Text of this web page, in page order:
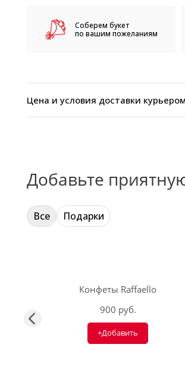
Соберем букет
по вашим пожеланиям
Цена и условия доставки
Добавьте
Все Подарки
Конфеты Raffaello
900 руб.
+Добавить